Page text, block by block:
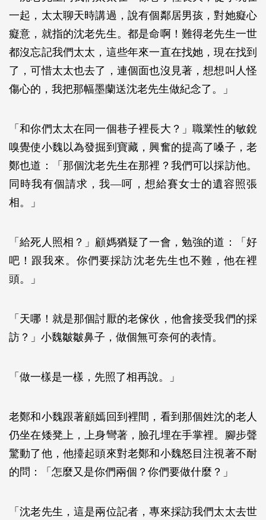
一起，太太聊天時講過，說有個鄰居男孩，對她癡心
癡意，就指的沈老先生。都是命啊！難得老先生一世
都沒忘記我們太太，這些年來一直在找她，現在找到
了，可惜太太也去了，連個面也沒見著，想想叫人怪
傷心的，我把那幅墨蘭送沈老先生做紀念了。」
「和你們太太在同一個巷子裡長大？」職業性的敏銳
嗅覺使小魏以為發掘到寶藏，興奮的提高了嗓子，老
鄭也道：「那個沈老先生在那裡？我們可以採訪他。
同時我有個請求，我—呵，想給賽女士的遺容照張
相。」
「給死人照相？」顧媽猶疑了一會，勉強的道：「好
吧！跟我來。你們要採訪沈老先生也不難，他在裡
頭。」
「天哪！就是那個討厭的老傢伙，他會接受我們的採
訪？」小魏皺皺鼻子，做個無可奈何的表情。
「做一樣是一樣，先照了相再說。」
老鄭和小魏跟著顧嫣回到裡間，看到那個姓沈的老人
仍坐在矮凳上，上身彎著，臉孔埋在手掌裡。腳步聲
驚動了他，他擡起頭來對老鄭和小魏怒目注視著不耐
的問：「怎麼又是你們兩個？你們要做什麼？」
「沈老先生，這是兩位記者，專來採訪我們太太去世